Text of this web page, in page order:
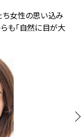
ち女性の思い込み
も「自然に目が大